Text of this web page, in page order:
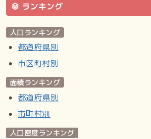
交通
最寄り駅はJR高山本線那加駅、名古屋鉄道
参考文献
21 岐阜県』角川書店、1980年。ISBN
／各務原市歴史民俗資料館 編『各務原市の
年。 ／小林義徳 編『那加町史』小林義徳
ランキング
人口ランキング
都道府県別
市区町村別
面積ランキング
都道府県別
市町村別
人口密度ランキング